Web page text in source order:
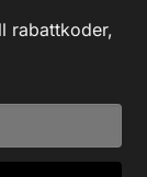
rabattkoder,